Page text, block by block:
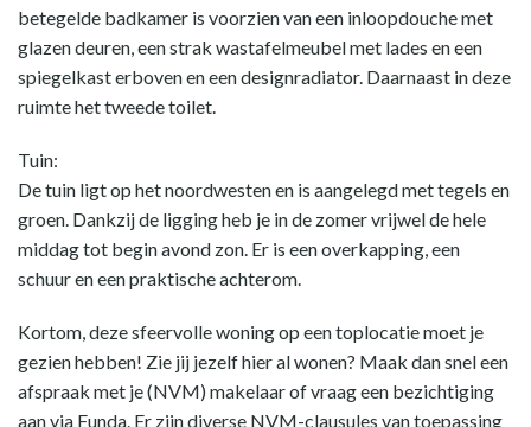
betegelde badkamer is voorzien van een inloopdouche met
glazen deuren, een strak wastafelmeubel met lades en een
spiegelkast erboven en een designradiator. Daarnaast in deze
ruimte het tweede toilet.
Tuin:
De tuin ligt op het noordwesten en is aangelegd met tegels en
groen. Dankzij de ligging heb je in de zomer vrijwel de hele
middag tot begin avond zon. Er is een overkapping, een
schuur en een praktische achterom.
Kortom, deze sfeervolle woning op een toplocatie moet je
gezien hebben! Zie jij jezelf hier al wonen? Maak dan snel een
afspraak met je (NVM) makelaar of vraag een bezichtiging
aan via Funda. Er zijn diverse NVM-clausules van toepassing